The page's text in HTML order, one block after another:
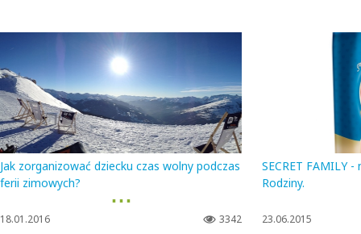
Jak zorganizować dziecku czas wolny podczas
ferii zimowych?
▪ ▪ ▪
3342
18.01.2016
SECRET FAMILY
Rodziny.
23.06.2015